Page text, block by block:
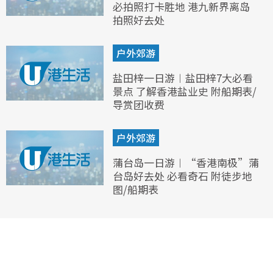
必拍照打卡胜地 港九新界离岛
拍照好去处
户外郊游
盐田梓一日游︱盐田梓7大必看
景点 了解香港盐业史 附船期表/
导赏团收费
户外郊游
蒲台岛一日游︱“香港南极”蒲
台岛好去处 必看奇石 附徒步地
图/船期表